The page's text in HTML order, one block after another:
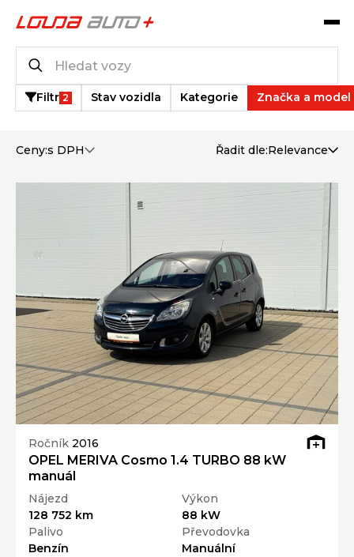
Filtr 2 Stav vozidla Kategorie Značka a model
Ceny:s DPH Řadit dle:Relevance
Ročník 2016
OPEL MERIVA Cosmo 1.4 TURBO 88 kW
manuál
Nájezd
128 752 km
Výkon
88 kW
Palivo
Benzín
Převodovka
Manuální